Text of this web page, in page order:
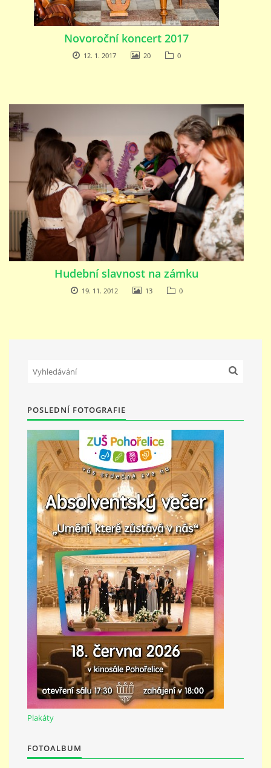
Novoroční koncert 2017
12. 1. 2017 20 0
Hudební slavnost na zámku
19. 11. 2012 13 0
POSLEDNÍ FOTOGRAFIE
Plakáty
FOTOALBUM